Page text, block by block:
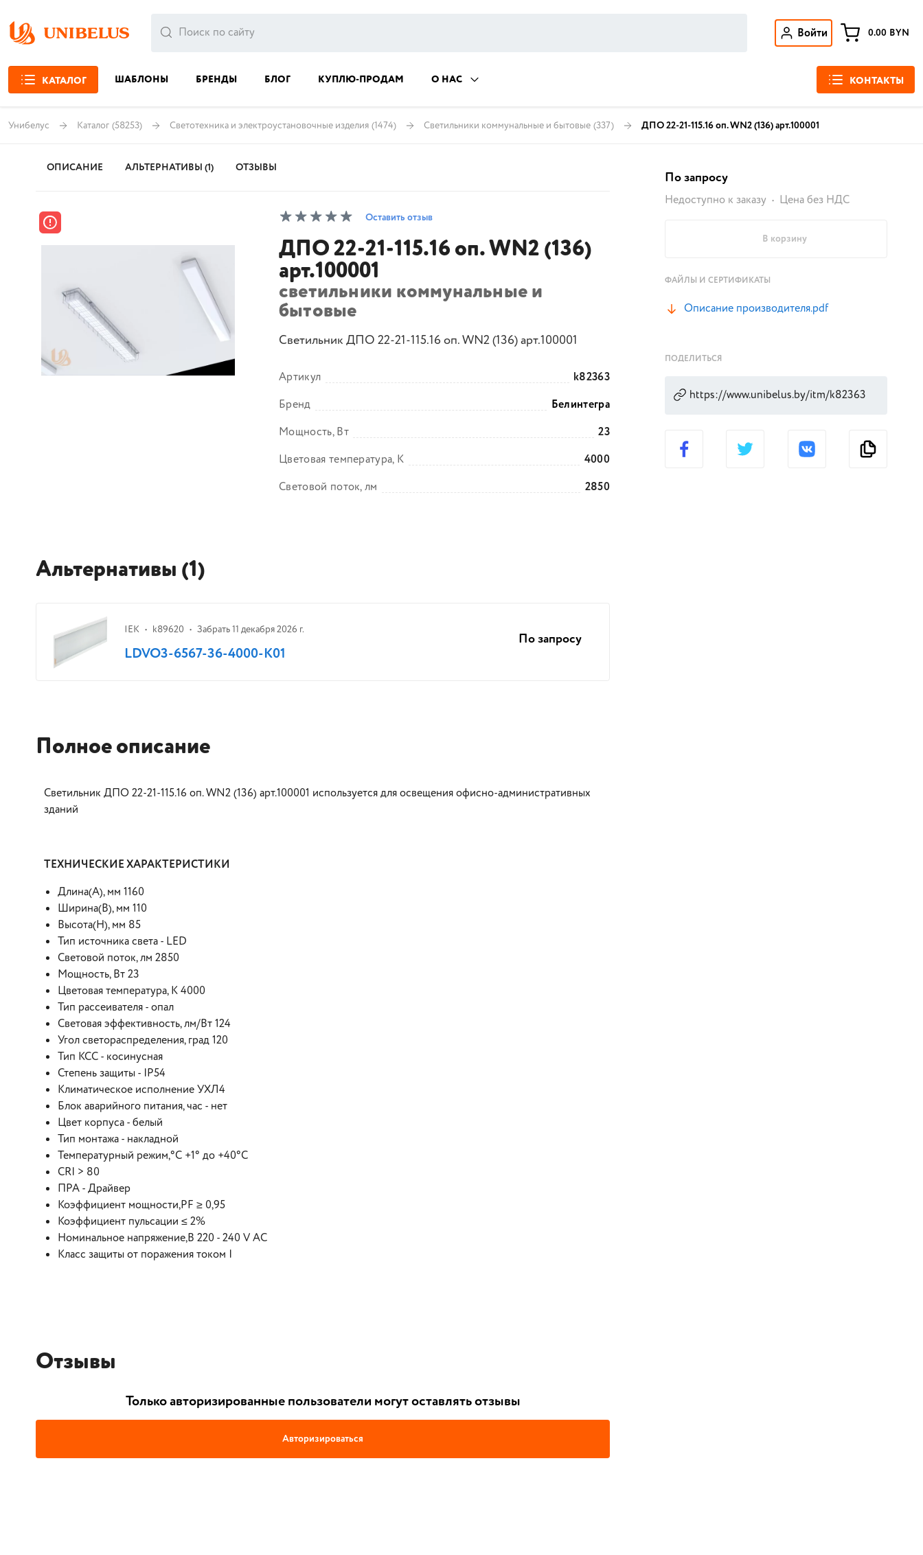
Войти 0.00 BYN
КАТАЛОГ ШАБЛОНЫ БРЕНДЫ БЛОГ КУПЛЮ-ПРОДАМ О НАС КОНТАКТЫ
Унибелус Каталог (58253) Светотехника и электроустановочные изделия (1474) Светильники коммунальные и бытовые (337) ДПО 22-21-115.16 оп. WN2 (136) арт.100001
ОПИСАНИЕ АЛЬТЕРНАТИВЫ (1) ОТЗЫВЫ
Оставить отзыв
ДПО 22-21-115.16 оп. WN2 (136)
арт.100001
светильники коммунальные и
бытовые
Светильник ДПО 22-21-115.16 оп. WN2 (136) арт.100001
Артикул
k82363
Бренд
Белинтегра
Мощность, Вт
23
Цветовая температура, К
4000
Световой поток, лм
2850
Альтернативы (1)
IEK k89620 Забрать 11 декабря 2026 г.
LDVO3-6567-36-4000-K01
По запросу
Полное описание
Светильник ДПО 22-21-115.16 оп. WN2 (136) арт.100001 используется для освещения офисно-административных
зданий
ТЕХНИЧЕСКИЕ ХАРАКТЕРИСТИКИ
Длина(A), мм 1160
Ширина(B), мм 110
Высота(H), мм 85
Тип источника света - LED
Световой поток, лм 2850
Мощность, Вт 23
Цветовая температура, К 4000
Тип рассеивателя - опал
Световая эффективность, лм/Вт 124
Угол светораспределения, град 120
Тип КСС - косинусная
Степень защиты - IP54
Климатическое исполнение УХЛ4
Блок аварийного питания, час - нет
Цвет корпуса - белый
Тип монтажа - накладной
Температурный режим,°С +1° до +40°С
CRI > 80
ПРА - Драйвер
Коэффициент мощности,PF ≥ 0,95
Коэффициент пульсации ≤ 2%
Номинальное напряжение,В 220 - 240 V AC
Класс защиты от поражения током I
Отзывы
Только авторизированные пользователи могут оставлять отзывы
Авторизироваться
По запросу
Недоступно к заказу Цена без НДС
В корзину
ФАЙЛЫ И СЕРТИФИКАТЫ
Описание производителя.pdf
ПОДЕЛИТЬСЯ